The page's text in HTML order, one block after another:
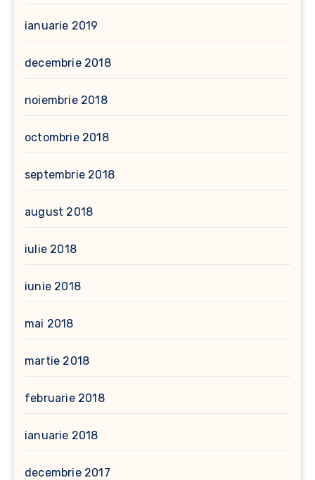
ianuarie 2019
decembrie 2018
noiembrie 2018
octombrie 2018
septembrie 2018
august 2018
iulie 2018
iunie 2018
mai 2018
martie 2018
februarie 2018
ianuarie 2018
decembrie 2017